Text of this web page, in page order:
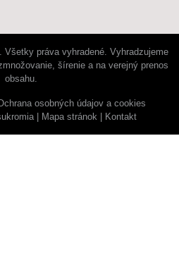
práva vyhradené. Vyhradzujeme
šírenie a na verejný prenos
obsahu.
osobných údajov a cookies
Mapa stránok Kontakt